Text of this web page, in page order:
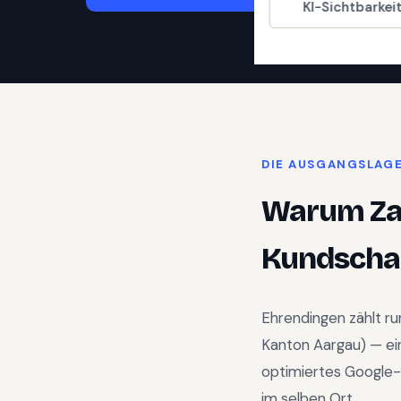
KI-
DIE
Warum
Ehrendingen zählt
Kanton Aargau) —
optimiertes